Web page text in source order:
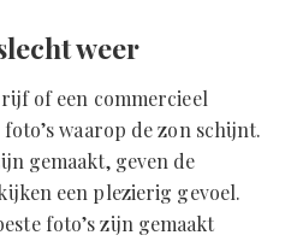
weer
of een commercieel
waarop de zon schijnt.
gemaakt, geven de
een plezierig gevoel.
foto’s zijn gemaakt